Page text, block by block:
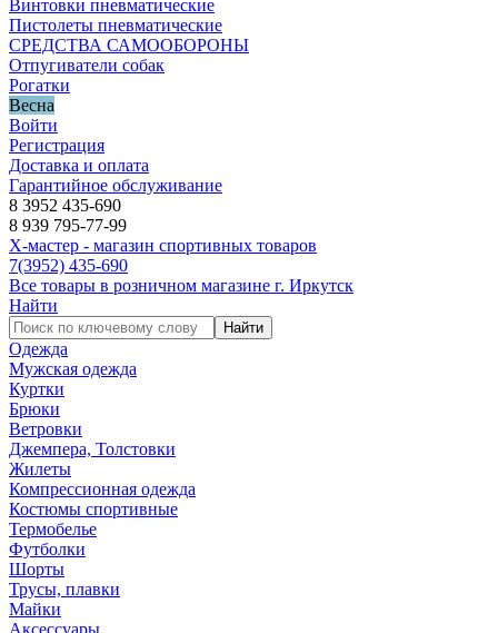
Винтовки пневматические
Пистолеты пневматические
СРЕДСТВА САМООБОРОНЫ
Отпугиватели собак
Рогатки
Весна
Войти
Регистрация
Доставка и оплата
Гарантийное обслуживание
8 3952 435-690
8 939 795-77-99
Х-мастер - магазин спортивных товаров
7(3952) 435-690
Все товары в розничном магазине г. Иркутск
Найти
Найти
Одежда
Мужская одежда
Куртки
Брюки
Ветровки
Джемпера, Толстовки
Жилеты
Компрессионная одежда
Костюмы спортивные
Термобелье
Футболки
Шорты
Трусы, плавки
Майки
Аксессуары